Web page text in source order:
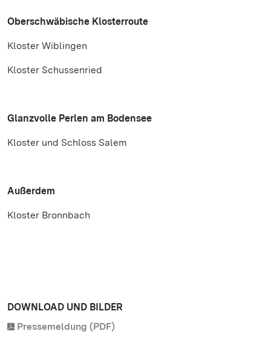
Oberschwäbische Klosterroute
Kloster Wiblingen
Kloster Schussenried
Glanzvolle Perlen am Bodensee
Kloster und Schloss Salem
Außerdem
Kloster Bronnbach
DOWNLOAD UND BILDER
Pressemeldung (PDF)